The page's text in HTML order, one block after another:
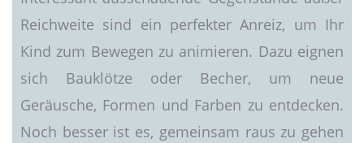
Reichweite sind ein perfekter Anreiz, um Ihr
Kind zum Bewegen zu animieren. Dazu eignen
sich Bauklötze oder Becher, um neue
Geräusche, Formen und Farben zu entdecken.
Noch besser ist es, gemeinsam raus zu gehen